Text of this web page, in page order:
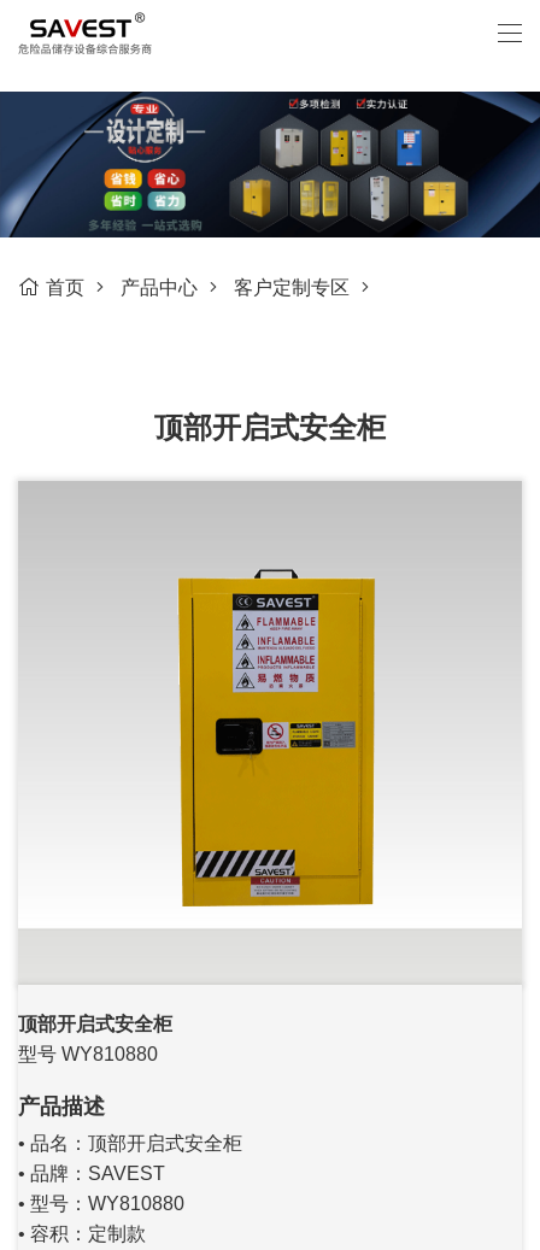
首页 产品中心 客户定制专区
顶部开启式安全柜
顶部开启式安全柜
型号 WY810880
产品描述
• 品名：顶部开启式安全柜
• 品牌：SAVEST
• 型号：WY810880
• 容积：定制款